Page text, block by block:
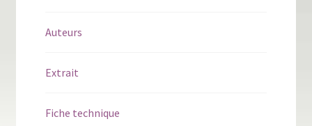
Auteurs
Extrait
Fiche technique